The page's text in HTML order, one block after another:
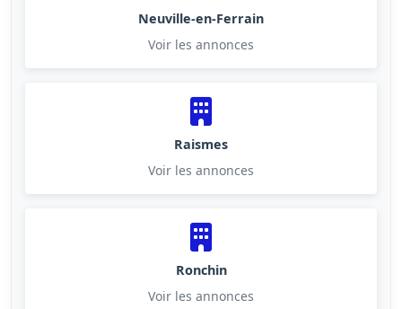
Neuville-en-Ferrain
Voir les annonces
Raismes
Voir les annonces
Ronchin
Voir les annonces